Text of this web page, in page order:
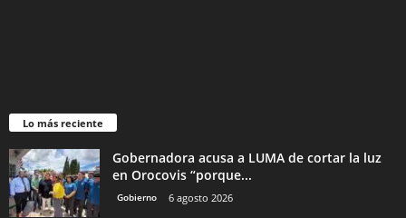
Lo más reciente
Gobernadora acusa a LUMA de cortar la luz
en Orocovis “porque...
Gobierno 6 agosto 2026